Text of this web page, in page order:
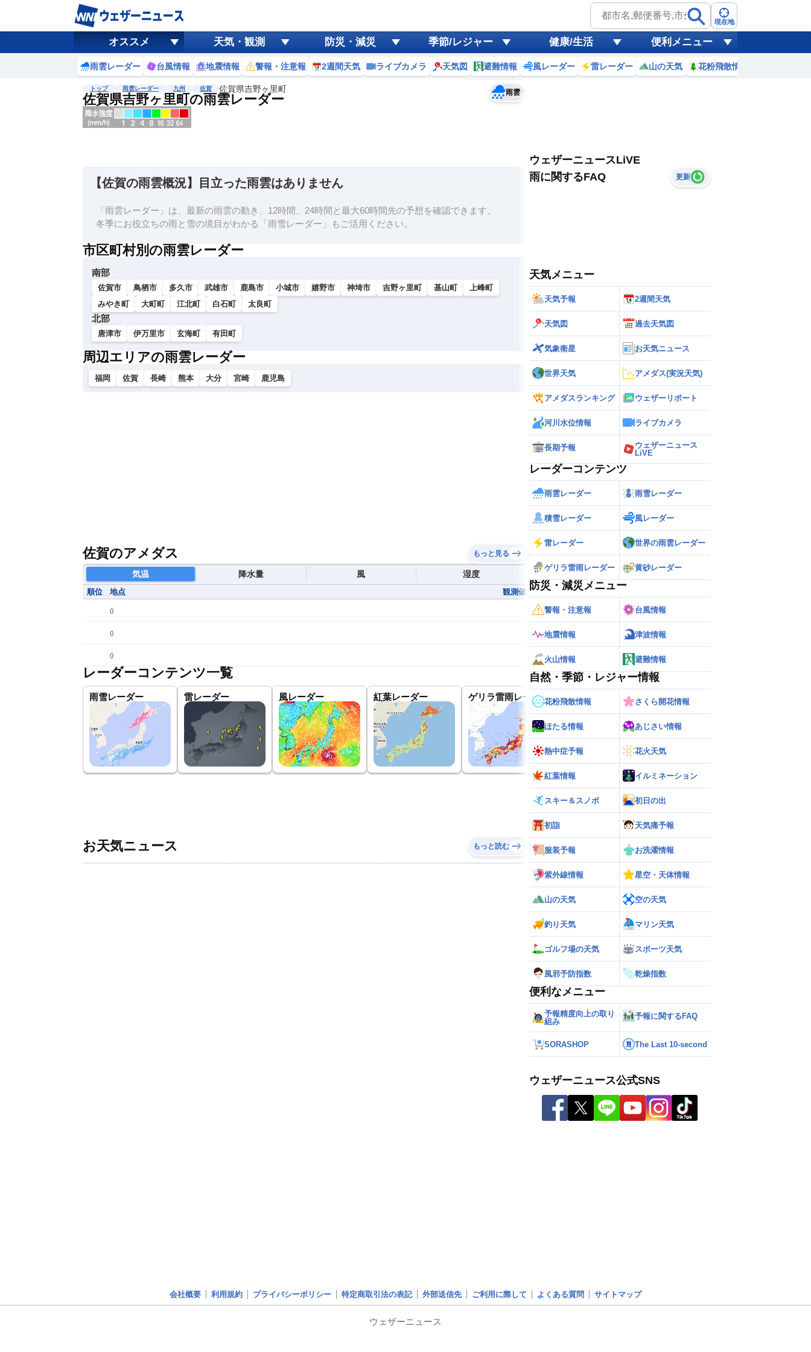
現在地
オススメ 天気・観測 防災・減災 季節/レジャー 健康/生活 便利メニュー
雨雲レーダー 台風情報 地震情報 警報・注意報 2週間天気 ライブカメラ 天気図 避難情報 風レーダー 雷レーダー 山の天気 花粉飛散情報
トップ 雨雲レーダー 九州 佐賀 佐賀県吉野ヶ里町
佐賀県吉野ヶ里町の雨雲レーダー 雨雲
予報士コメント
黄砂
天気 台風
【佐賀の雨雲概況】目立った雨雲はありません
「雨雲レーダー」は、最新の雨雲の動き、12時間、24時間と最大60時間先の予想を確認できます。
冬季にお役立ちの雨と雪の境目がわかる「雨雪レーダー」もご活用ください。
市区町村別の雨雲レーダー
南部
佐賀市 鳥栖市 多久市 武雄市 鹿島市 小城市 嬉野市 神埼市 吉野ヶ里町 基山町
上峰町
みやき町
大町町 江北町 白石町 太良町
北部
唐津市 伊万里市 玄海町 有田町
周辺エリアの雨雲レーダー
福岡 佐賀 長崎 熊本 大分 宮崎 鹿児島
佐賀のアメダス もっと見る
気温 降水量 風 湿度
順位 地点 観測値
()
()
()
レーダーコンテンツ一覧
雨雪レーダー 雷レーダー 風レーダー 紅葉レーダー ゲリラ雷雨レーダー 世界の雨雲レーダー
お天気ニュース もっと読む
ウェザーニュースLiVE
雨に関するFAQ
更新
天気メニュー
天気予報 2週間天気
天気図 過去天気図
気象衛星 お天気ニュース
世界天気 アメダス(実況天気)
アメダスランキング ウェザーリポート
河川水位情報 ライブカメラ
長期予報
ウェザーニュース
LiVE
レーダーコンテンツ
雨雲レーダー 雨雪レーダー
積雪レーダー 風レーダー
雷レーダー 世界の雨雲レーダー
ゲリラ雷雨レーダー 黄砂レーダー
防災・減災メニュー
警報・注意報 台風情報
地震情報 津波情報
火山情報 避難情報
自然・季節・レジャー情報
花粉飛散情報 さくら開花情報
ほたる情報 あじさい情報
熱中症予報 花火天気
紅葉情報 イルミネーション
スキー＆スノボ 初日の出
初詣 天気痛予報
服装予報 お洗濯情報
紫外線情報 星空・天体情報
山の天気 空の天気
釣り天気 マリン天気
ゴルフ場の天気 スポーツ天気
風邪予防指数 乾燥指数
便利なメニュー
予報精度向上の取り
組み
予報に関するFAQ
SORASHOP The Last 10-second
ウェザーニュース公式SNS
会社概要 利用規約 プライバシーポリシー 特定商取引法の表記 外部送信先 ご利用に際して よくある質問 サイトマップ
ウェザーニュース